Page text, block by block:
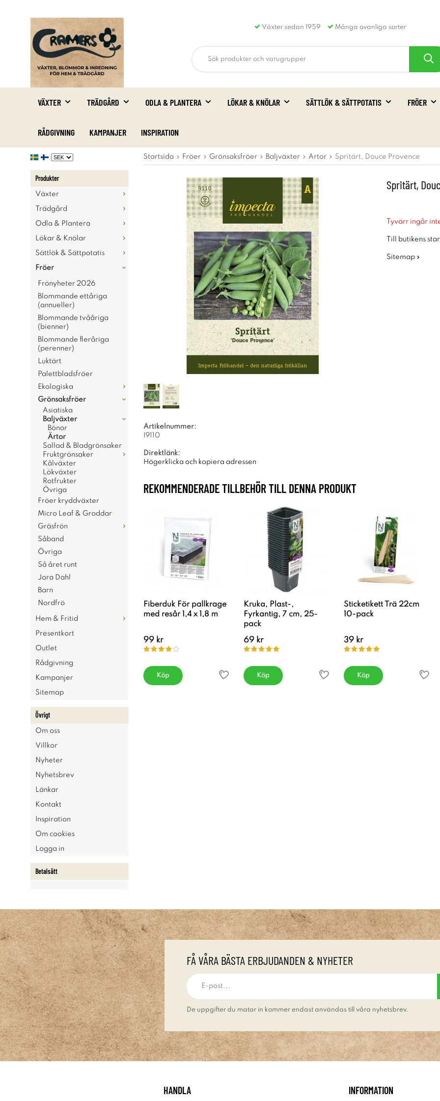
Växter sedan 1959 Många ovanliga sorter
VÄXTER TRÄDGÅRD ODLA & PLANTERA LÖKAR & KNÖLAR SÄTTLÖK & SÄTTPOTATIS FRÖER
RÅDGIVNING KAMPANJER INSPIRATION
Produkter
Växter
Trädgård
Odla & Plantera
Lökar & Knölar
Sättlök & Sättpotatis
Fröer
Frönyheter 2026
Blommande ettåriga
(annueller)
Blommande tvååriga
(bienner)
Blommande fleråriga
(perenner)
Luktärt
Palettbladsfröer
Ekologiska
Grönsaksfröer
Asiatiska
Baljväxter
Bönor
Ärtor
Sallad & Bladgrönsaker
Fruktgrönsaker
Kålväxter
Lökväxter
Rotfrukter
Övriga
Fröer kryddväxter
Micro Leaf & Groddar
Gräsfrön
Såband
Övriga
Så året runt
Jora Dahl
Barn
Nordfrö
Hem & Fritid
Presentkort
Outlet
Rådgivning
Kampanjer
Sitemap
Övrigt
Om oss
Villkor
Nyheter
Nyhetsbrev
Länkar
Kontakt
Inspiration
Om cookies
Logga in
Betalsätt
Startsida Fröer Grönsaksfröer Baljväxter Ärtor Spritärt, Douce Provence
Spritärt,
Tyvärr ingår
Till butikens
Sitemap »
Artikelnummer:
I9110
Direktlänk:
Högerklicka och kopiera adressen
REKOMMENDERADE TILLBEHÖR TILL DENNA PRODUKT
Fiberduk För pallkrage
med resår 1,4 x 1,8 m
99 kr
Köp
Kruka, Plast-,
Fyrkantig, 7 cm, 25-
pack
69 kr
Köp
Sticketikett Trä 22cm
10-pack
39 kr
Köp
FÅ VÅRA BÄSTA ERBJUDANDEN & NYHETER
De uppgifter du matar in kommer endast användas till våra nyhetsbrev.
HANDLA INFORMATION